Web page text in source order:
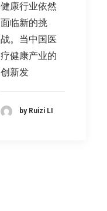
健康行业依然
面临新的挑
战。当中国医
疗健康产业的
创新发
by Ruizi LI